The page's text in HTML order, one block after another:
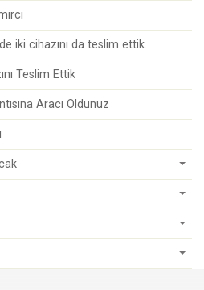
iki cihazını da teslim ettik.
Teslim Ettik
Aracı Oldunuz